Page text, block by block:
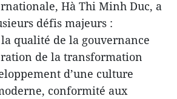
Hà Thi Minh Duc, a
défis majeurs :
qualité de la gouvernance
de la transformation
d’une culture
conformité aux